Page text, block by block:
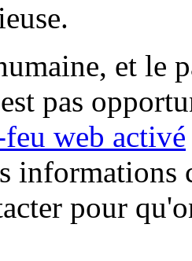
et le
pas
feu web activé
informations
pour